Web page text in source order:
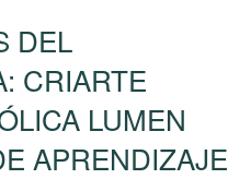
DEL
CRIARTE
LUMEN
APRENDIZAJE